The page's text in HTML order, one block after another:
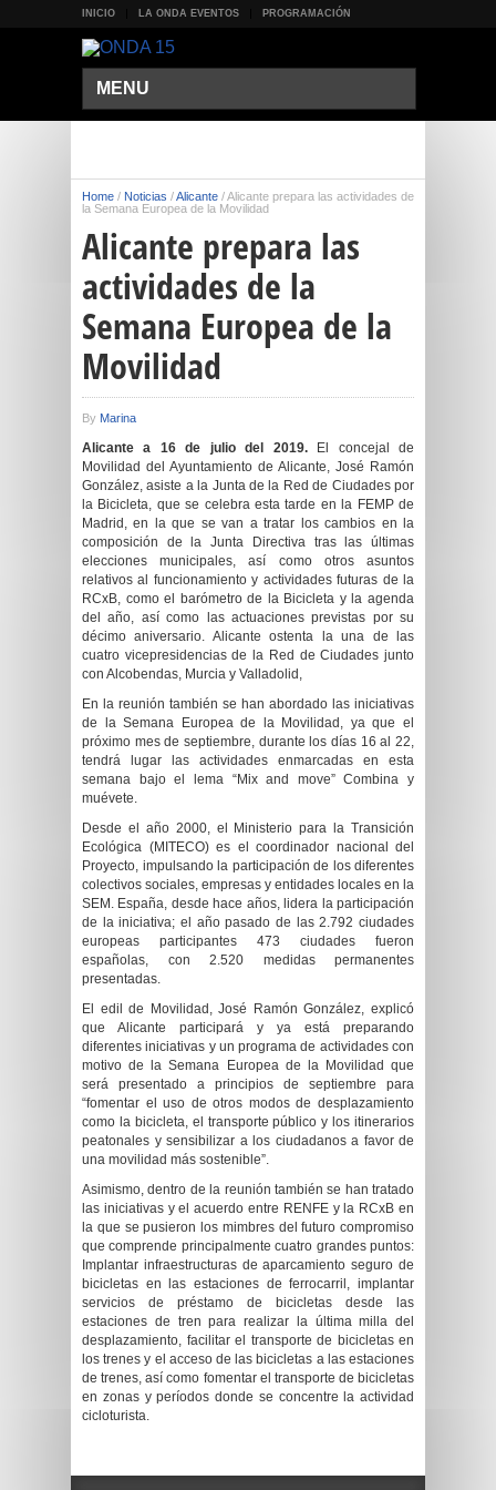
INICIO LA ONDA EVENTOS PROGRAMACIÓN
MENU
Home / Noticias /Alicante /Alicante prepara las actividades de
la Semana Europea de la Movilidad
Alicante prepara las
actividades de la
Semana Europea de la
Movilidad
By Marina
Alicante a 16 de julio del 2019.El concejal de
Movilidad del Ayuntamiento de Alicante, José Ramón
González, asiste a la Junta de la Red de Ciudades por
la Bicicleta, que se celebra esta tarde en la FEMP de
Madrid, en la que se van a tratar los cambios en la
composición de la Junta Directiva tras las últimas
elecciones municipales, así como otros asuntos
relativos al funcionamiento y actividades futuras de la
RCxB, como el barómetro de la Bicicleta y la agenda
del año, así como las actuaciones previstas por su
décimo aniversario. Alicante ostenta la una de las
cuatro vicepresidencias de la Red de Ciudades junto
con Alcobendas, Murcia y Valladolid,
En la reunión también se han abordado las iniciativas
de la Semana Europea de la Movilidad, ya que el
próximo mes de septiembre, durante los días 16 al 22,
tendrá lugar las actividades enmarcadas en esta
semana bajo el lema “Mix and move” Combina y
muévete.
Desde el año 2000, el Ministerio para la Transición
Ecológica (MITECO) es el coordinador nacional del
Proyecto, impulsando la participación de los diferentes
colectivos sociales, empresas y entidades locales en la
SEM. España, desde hace años, lidera la participación
de la iniciativa; el año pasado de las 2.792 ciudades
europeas participantes 473 ciudades fueron
españolas, con 2.520 medidas permanentes
presentadas.
El edil de Movilidad, José Ramón González, explicó
que Alicante participará y ya está preparando
diferentes iniciativas y un programa de actividades con
motivo de la Semana Europea de la Movilidad que
será presentado a principios de septiembre para
“fomentar el uso de otros modos de desplazamiento
como la bicicleta, el transporte público y los itinerarios
peatonales y sensibilizar a los ciudadanos a favor de
una movilidad más sostenible”.
Asimismo, dentro de la reunión también se han tratado
las iniciativas y el acuerdo entre RENFE y la RCxB en
la que se pusieron los mimbres del futuro compromiso
que comprende principalmente cuatro grandes puntos:
Implantar infraestructuras de aparcamiento seguro de
bicicletas en las estaciones de ferrocarril, implantar
servicios de préstamo de bicicletas desde las
estaciones de tren para realizar la última milla del
desplazamiento, facilitar el transporte de bicicletas en
los trenes y el acceso de las bicicletas a las estaciones
de trenes, así como fomentar el transporte de bicicletas
en zonas y períodos donde se concentre la actividad
cicloturista.